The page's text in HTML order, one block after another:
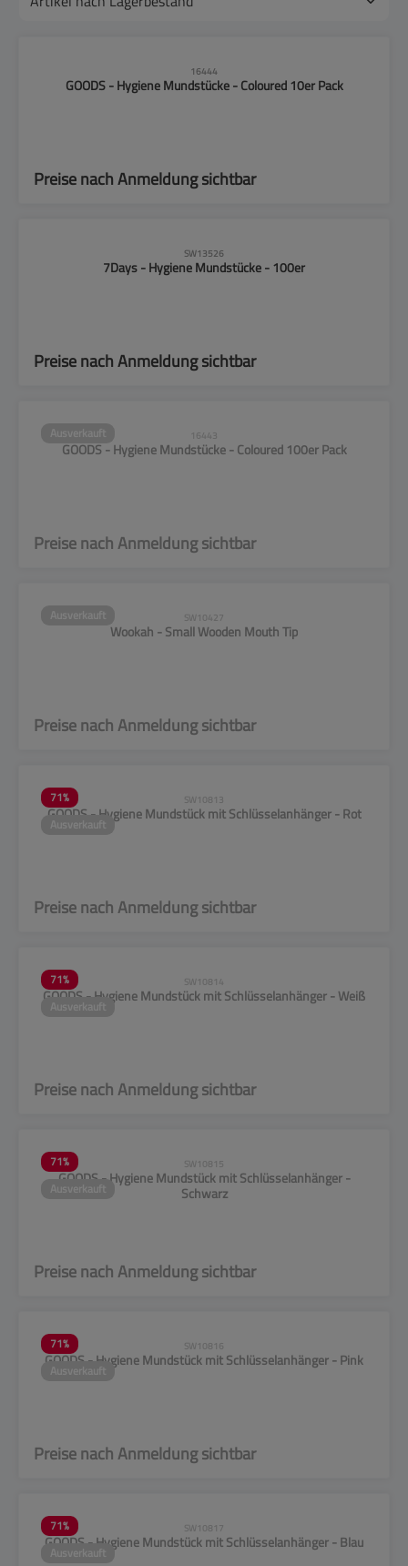
16444
GOODS - Hygiene Mundstücke - Coloured 10er Pack
Preise nach Anmeldung sichtbar
SW13526
7Days - Hygiene Mundstücke - 100er
Preise nach Anmeldung sichtbar
16443
GOODS - Hygiene Mundstücke - Coloured 100er Pack
Preise nach Anmeldung sichtbar
SW10427
Wookah - Small Wooden Mouth Tip
Preise nach Anmeldung sichtbar
71%
SW10813
GOODS - Hygiene Mundstück mit Schlüsselanhänger - Rot
Preise nach Anmeldung sichtbar
71%
SW10814
GOODS - Hygiene Mundstück mit Schlüsselanhänger - Weiß
Preise nach Anmeldung sichtbar
71%
SW10815
GOODS - Hygiene Mundstück mit Schlüsselanhänger -
Schwarz
Preise nach Anmeldung sichtbar
71%
SW10816
GOODS - Hygiene Mundstück mit Schlüsselanhänger - Pink
Preise nach Anmeldung sichtbar
71%
SW10817
GOODS - Hygiene Mundstück mit Schlüsselanhänger - Blau